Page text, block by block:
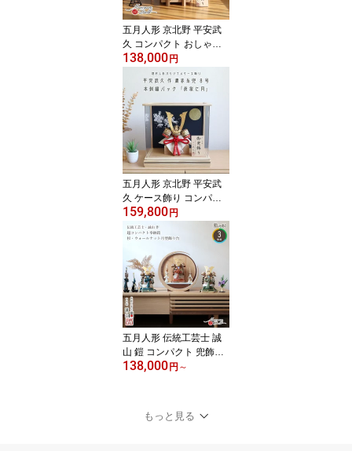
五月人形 京北野 平安武
久 コンパクト おしゃれ
兜飾り 京北野 平安 武久
正絹淡浅葱色 本金箔押金
小札兜 京製 京甲冑 5月人
形 端午の節句 初節句 増
村人形店 MMN1607
138,000 円
五月人形 京北野 平安武
久 ケース飾り コンパク
ト 兜飾り 京北野 平安 武
久 8号 正絹 赤糸 京製 京
甲冑 5月人形 端午の節句
初節句 増村人形店 MMN
27078
159,800 円
五月人形 伝統工芸士 誠
山 鎧 コンパクト 兜飾り
全身 奉納 奉納鎧 数量限
初節句 増村人形店 MMN
138,000 円 ～
もっと見る